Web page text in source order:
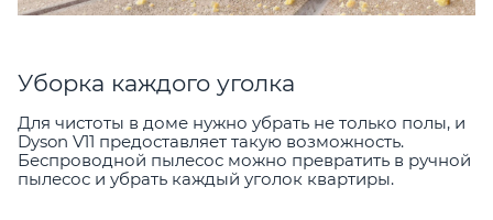
Уборка каждого уголка
Для чистоты в доме нужно убрать не только полы, и
Dyson V11 предоставляет такую возможность.
Беспроводной пылесос можно превратить в ручной
пылесос и убрать каждый уголок квартиры.